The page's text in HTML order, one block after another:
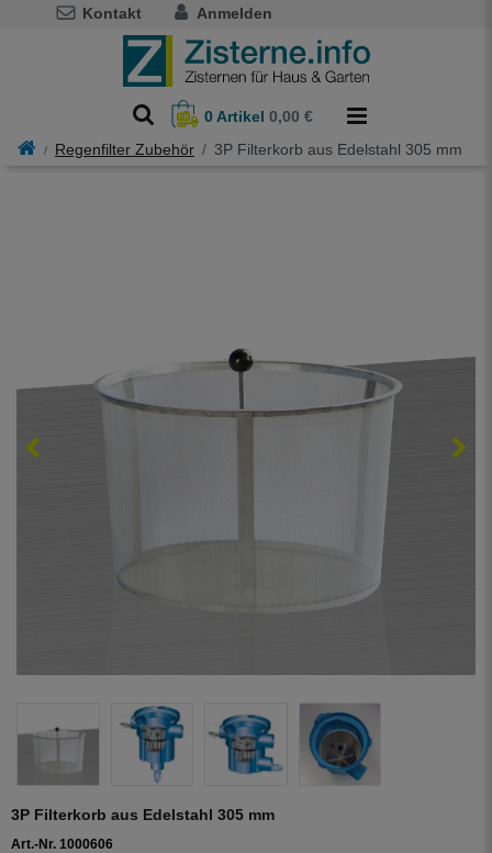
Kontakt Anmelden
0Artikel 0,00 €
Regenfilter Zubehör
3P Filterkorb aus Edelstahl 305 mm
3P Filterkorb aus Edelstahl 305 mm
Art.-Nr. 1000606